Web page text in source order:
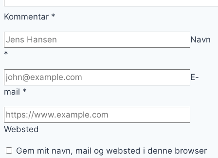
Kommentar *
Navn
*
E-
mail *
Websted
Gem mit navn, mail og websted i denne browser